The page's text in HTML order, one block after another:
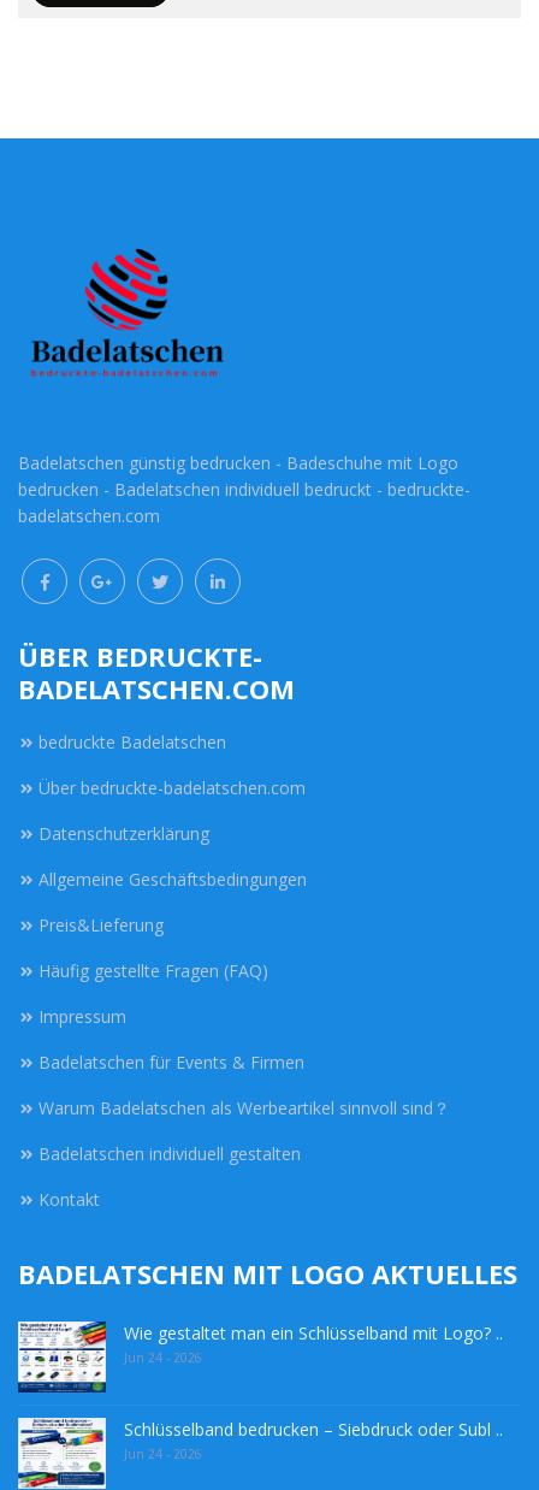
Badelatschen günstig bedrucken - Badeschuhe mit Logo
bedrucken - Badelatschen individuell bedruckt - bedruckte-
badelatschen.com
ÜBER BEDRUCKTE-
BADELATSCHEN.COM
bedruckte Badelatschen
Über bedruckte-badelatschen.com
Datenschutzerklärung
Allgemeine Geschäftsbedingungen
Preis&Lieferung
Häufig gestellte Fragen (FAQ)
Impressum
Badelatschen für Events & Firmen
Warum Badelatschen als Werbeartikel sinnvoll sind？
Badelatschen individuell gestalten
Kontakt
BADELATSCHEN MIT LOGO AKTUELLES
Wie gestaltet man ein Schlüsselband mit Logo? ..
Jun 24 - 2026
Schlüsselband bedrucken – Siebdruck oder Subl ..
Jun 24 - 2026